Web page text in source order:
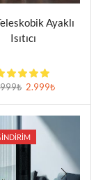
Ayaklı
Isıtıcı
₺ 2.999₺
İNDIRIM